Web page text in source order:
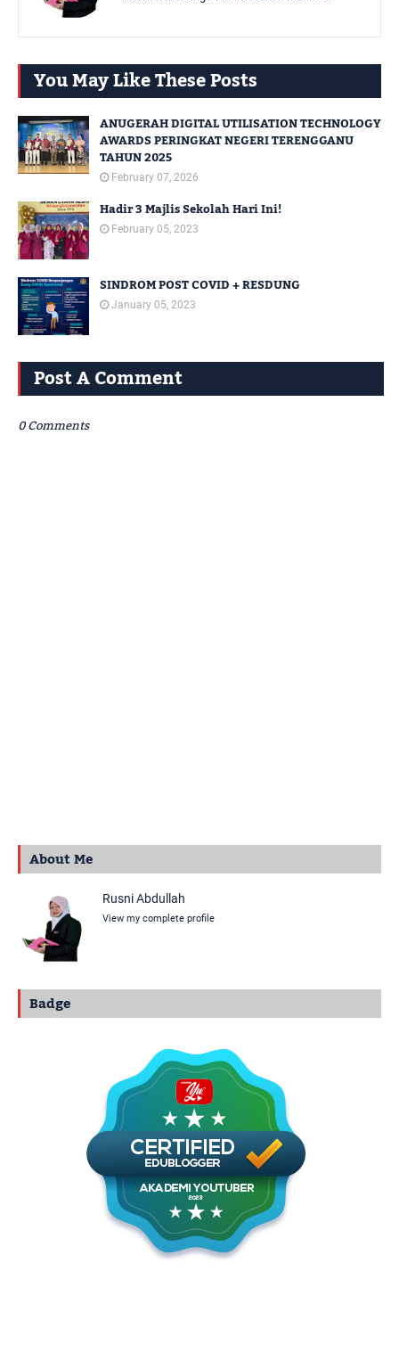
You May Like These Posts
ANUGERAH DIGITAL UTILISATION TECHNOLOGY
AWARDS PERINGKAT NEGERI TERENGGANU
TAHUN 2025
February 07, 2026
Hadir 3 Majlis Sekolah Hari Ini!
February 05, 2023
SINDROM POST COVID + RESDUNG
January 05, 2023
Post A Comment
0 Comments
About Me
Rusni Abdullah
View my complete profile
Badge